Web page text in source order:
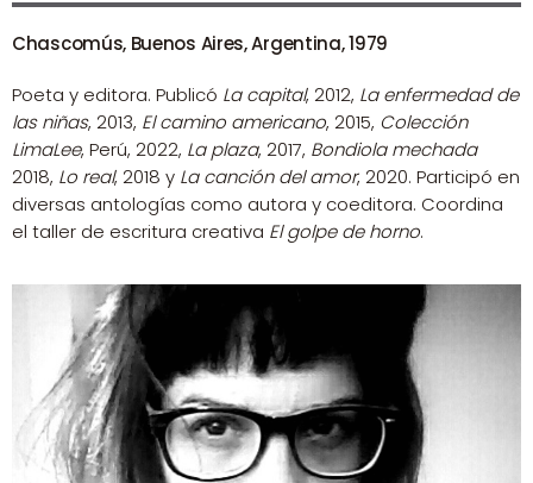
Chascomús, Buenos Aires, Argentina, 1979
Poeta y editora. Publicó La capital, 2012, La enfermedad de
las niñas, 2013, El camino americano, 2015, Colección
LimaLee, Perú, 2022, La plaza, 2017, Bondiola mechada
2018, Lo real, 2018 y La canción del amor, 2020. Participó en
diversas antologías como autora y coeditora. Coordina
el taller de escritura creativa El golpe de horno.